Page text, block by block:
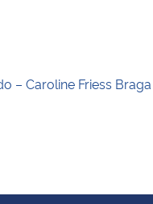
– Caroline Friess Braga